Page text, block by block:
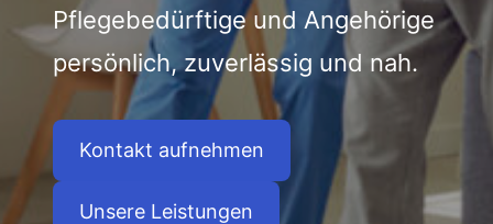
Pflegebedürftige und Angehörige
persönlich, zuverlässig und nah.
Kontakt aufnehmen
Unsere Leistungen